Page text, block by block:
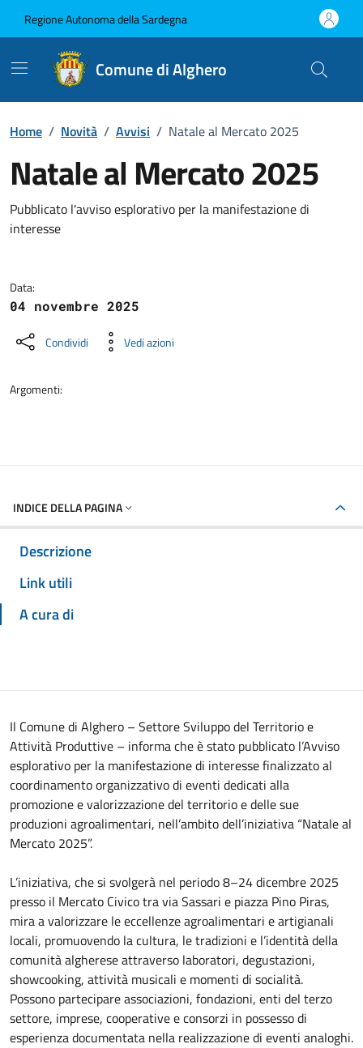
Regione Autonoma della Sardegna
Comune di Alghero
Home / Novità / Avvisi / Natale al Mercato 2025
Natale al Mercato 2025
Dettagli della notizia
Pubblicato l'avviso esplorativo per la manifestazione di
interesse
Data:
04 novembre 2025
Condividi Vedi azioni
Argomenti:
INDICE DELLA PAGINA
Descrizione
Link utili
A cura di
Il Comune di Alghero – Settore Sviluppo del Territorio e
Attività Produttive – informa che è stato pubblicato l’Avviso
esplorativo per la manifestazione di interesse finalizzato al
coordinamento organizzativo di eventi dedicati alla
promozione e valorizzazione del territorio e delle sue
produzioni agroalimentari, nell’ambito dell’iniziativa “Natale al
Mercato 2025”.
L’iniziativa, che si svolgerà nel periodo 8–24 dicembre 2025
presso il Mercato Civico tra via Sassari e piazza Pino Piras,
mira a valorizzare le eccellenze agroalimentari e artigianali
locali, promuovendo la cultura, le tradizioni e l’identità della
comunità algherese attraverso laboratori, degustazioni,
showcooking, attività musicali e momenti di socialità.
Possono partecipare associazioni, fondazioni, enti del terzo
settore, imprese, cooperative e consorzi in possesso di
esperienza documentata nella realizzazione di eventi analoghi.